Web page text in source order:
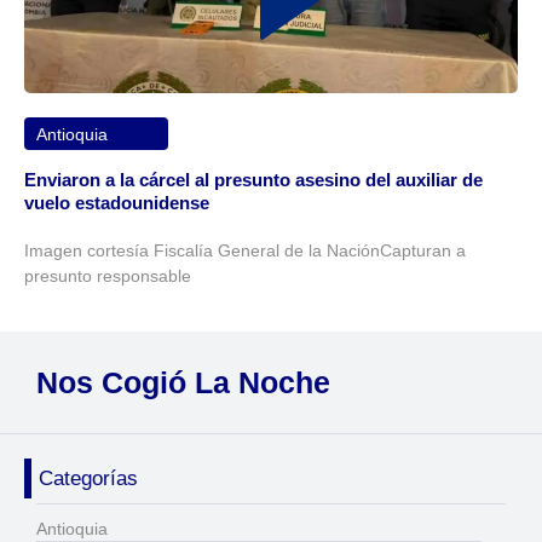
Antioquia
Enviaron a la cárcel al presunto asesino del auxiliar de
vuelo estadounidense
Imagen cortesía Fiscalía General de la NaciónCapturan a
presunto responsable
Nos Cogió La Noche
Categorías
Antioquia